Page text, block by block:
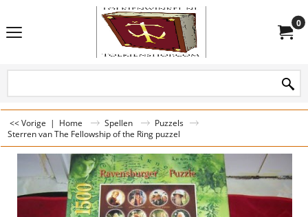
0
<< Vorige | Home Spellen
Puzzels
Sterren van The Fellowship of the Ring puzzel